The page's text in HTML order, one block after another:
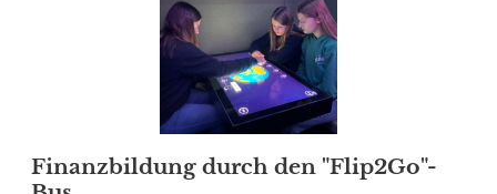
Finanzbildung durch den "Flip2Go"-